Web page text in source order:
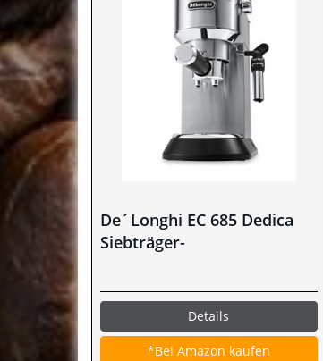
De´Longhi EC 685 Dedica
Siebträger-
Details
*Bei Amazon kaufen